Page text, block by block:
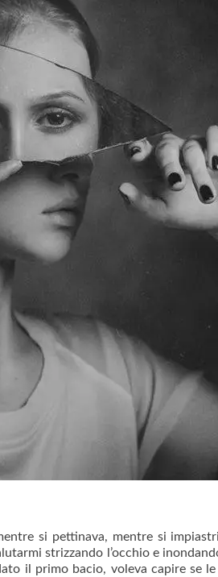
si pettinava, mentre si
strizzando l’occhio e
il primo bacio, voleva capire se